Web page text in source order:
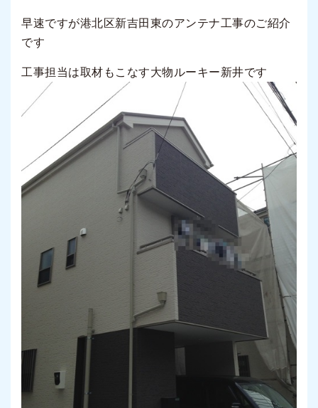
早速ですが港北区新吉田東のアンテナ工事のご紹介
です
工事担当は取材もこなす大物ルーキー新井です